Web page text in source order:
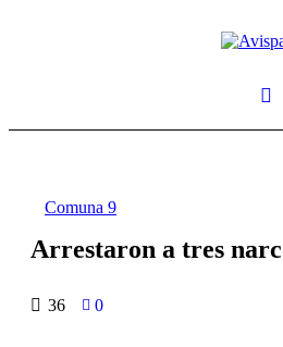
Comuna 9
Arrestaron a tres
36 0